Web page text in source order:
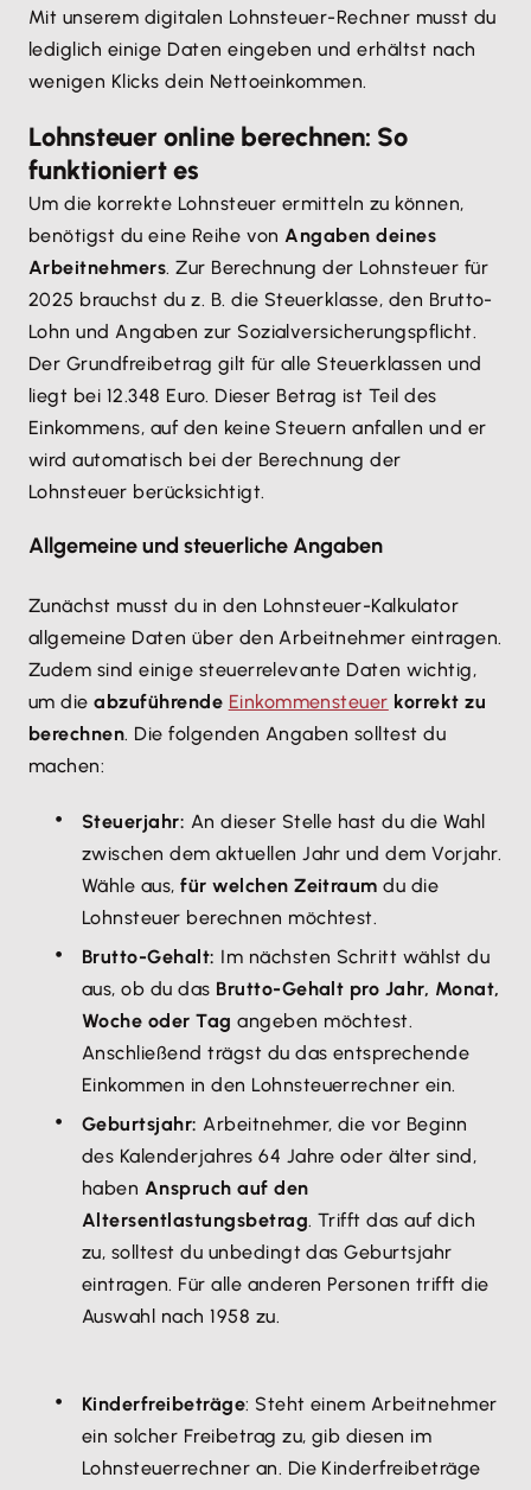
Mit unserem digitalen Lohnsteuer-Rechner musst du
lediglich einige Daten eingeben und erhältst nach
wenigen Klicks dein Nettoeinkommen.
Lohnsteuer online berechnen: So
funktioniert es
Um die korrekte Lohnsteuer ermitteln zu können,
benötigst du eine Reihe vonAngaben deines
Arbeitnehmers. Zur Berechnung der Lohnsteuer für
2025 brauchst du z. B. die Steuerklasse, den Brutto-
Lohn und Angaben zur Sozialversicherungspflicht.
Der Grundfreibetrag gilt für alle Steuerklassen und
liegt bei 12.348 Euro. Dieser Betrag ist Teil des
Einkommens, auf den keine Steuern anfallen und er
wird automatisch bei der Berechnung der
Lohnsteuer berücksichtigt.
Allgemeine und steuerliche Angaben
Zunächst musst du in den Lohnsteuer-Kalkulator
allgemeine Daten über den Arbeitnehmer eintragen.
Zudem sind einige steuerrelevante Daten wichtig,
um dieabzuführende Einkommensteuer korrekt zu
berechnen. Die folgenden Angaben solltest du
machen:
Steuerjahr: An dieser Stelle hast du die Wahl
zwischen dem aktuellen Jahr und dem Vorjahr.
Wähle aus,für welchen Zeitraum du die
Lohnsteuer berechnen möchtest.
Brutto-Gehalt: Im nächsten Schritt wählst du
aus, ob du das Brutto-Gehalt pro Jahr, Monat,
Woche oder Tag angeben möchtest.
Anschließend trägst du das entsprechende
Einkommen in den Lohnsteuerrechner ein.
Geburtsjahr: Arbeitnehmer, die vor Beginn
des Kalenderjahres 64 Jahre oder älter sind,
haben Anspruch auf den
Altersentlastungsbetrag. Trifft das auf dich
zu, solltest du unbedingt das Geburtsjahr
eintragen. Für alle anderen Personen trifft die
Auswahl nach 1958 zu.
Kinderfreibeträge: Steht einem Arbeitnehmer
ein solcher Freibetrag zu, gib diesen im
Lohnsteuerrechner an. Die Kinderfreibeträge